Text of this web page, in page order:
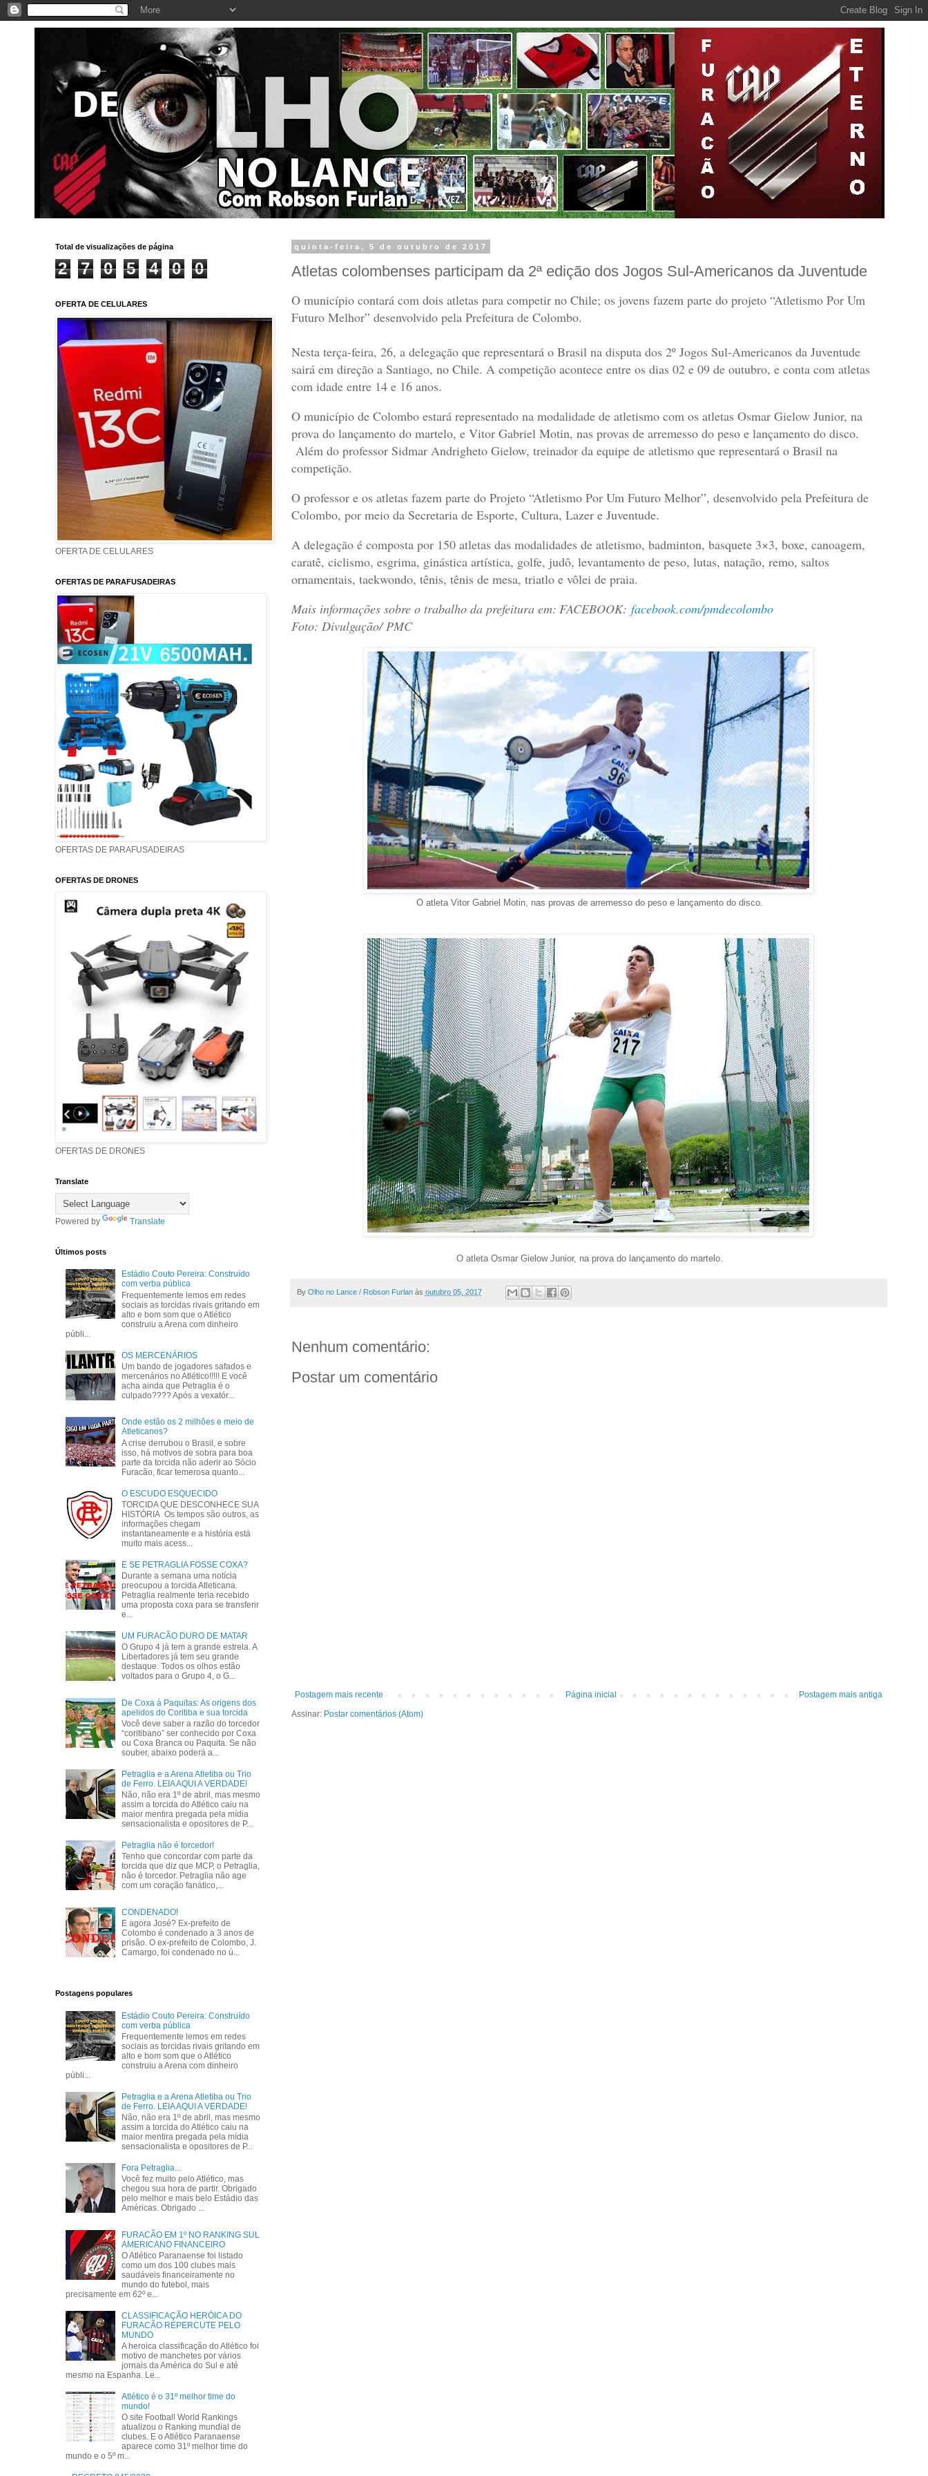
quinta-feira, 5 de outubro de 2017
Atletas colombenses participam da 2ª edição dos Jogos Sul-Americanos da Juventude
O município contará com dois atletas para competir no Chile; os jovens fazem parte do projeto “Atletismo Por Um
Futuro Melhor” desenvolvido pela Prefeitura de Colombo.
Nesta terça-feira, 26, a delegação que representará o Brasil na disputa dos 2º Jogos Sul-Americanos da Juventude
sairá em direção a Santiago, no Chile. A competição acontece entre os dias 02 e 09 de outubro, e conta com atletas
com idade entre 14 e 16 anos.
O município de Colombo estará representado na modalidade de atletismo com os atletas Osmar Gielow Junior, na
prova do lançamento do martelo, e Vitor Gabriel Motin, nas provas de arremesso do peso e lançamento do disco.
Além do professor Sidmar Andrigheto Gielow, treinador da equipe de atletismo que representará o Brasil na
competição.
O professor e os atletas fazem parte do Projeto “Atletismo Por Um Futuro Melhor”, desenvolvido pela Prefeitura de
Colombo, por meio da Secretaria de Esporte, Cultura, Lazer e Juventude.
A delegação é composta por 150 atletas das modalidades de atletismo, badminton, basquete 3×3, boxe, canoagem,
caratê, ciclismo, esgrima, ginástica artística, golfe, judô, levantamento de peso, lutas, natação, remo, saltos
ornamentais, taekwondo, tênis, tênis de mesa, triatlo e vôlei de praia.
Mais informações sobre o trabalho da prefeitura em: FACEBOOK: facebook.com/pmdecolombo
Foto: Divulgação/ PMC
O atleta Vitor Gabriel Motin, nas provas de arremesso do peso e lançamento do disco.
O atleta Osmar Gielow Junior, na prova do lançamento do martelo.
By Olho no Lance / Robson Furlan às outubro 05, 2017
Nenhum comentário:
Postar um comentário
Postagem mais recente Postagem mais antiga
Página inicial
Assinar: Postar comentários (Atom)
Total de visualizações de página
2 7 0 5 4 0 0
OFERTA DE CELULARES
OFERTA DE CELULARES
OFERTAS DE PARAFUSADEIRAS
OFERTAS DE PARAFUSADEIRAS
OFERTAS DE DRONES
OFERTAS DE DRONES
Translate
Powered by Translate
Últimos posts
Estádio Couto Pereira: Construído
com verba pública
Frequentemente lemos em redes
sociais as torcidas rivais gritando em
alto e bom som que o Atlético
construiu a Arena com dinheiro
públi...
OS MERCENÁRIOS
Um bando de jogadores safados e
mercenários no Atlético!!!!! E você
acha ainda que Petraglia é o
culpado???? Após a vexatór...
Onde estão os 2 milhões e meio de
Atleticanos?
A crise derrubou o Brasil, e sobre
isso, há motivos de sobra para boa
parte da torcida não aderir ao Sócio
Furacão, ficar temerosa quanto...
O ESCUDO ESQUECIDO
TORCIDA QUE DESCONHECE SUA
HISTÓRIA Os tempos são outros, as
informações chegam
instantaneamente e a história está
muito mais acess...
E SE PETRAGLIA FOSSE COXA?
Durante a semana uma notícia
preocupou a torcida Atleticana.
Petraglia realmente teria recebido
uma proposta coxa para se transferir
e...
UM FURACÃO DURO DE MATAR
O Grupo 4 já tem a grande estrela. A
Libertadores já tem seu grande
destaque. Todos os olhos estão
voltados para o Grupo 4, o G...
De Coxa à Paquitas: As origens dos
apelidos do Coritiba e sua torcida
Você deve saber a razão do torcedor
“coritibano” ser conhecido por Coxa
ou Coxa Branca ou Paquita. Se não
souber, abaixo poderá a...
Petraglia e a Arena Atletiba ou Trio
de Ferro. LEIA AQUI A VERDADE!
Não, não era 1º de abril, mas mesmo
assim a torcida do Atlético caiu na
maior mentira pregada pela mídia
sensacionalista e opositores de P...
Petraglia não é torcedor!
Tenho que concordar com parte da
torcida que diz que MCP, o Petraglia,
não é torcedor. Petraglia não age
com um coração fanático,...
CONDENADO!
E agora José? Ex-prefeito de
Colombo é condenado a 3 anos de
prisão. O ex-prefeito de Colombo, J.
Camargo, foi condenado no ú...
Postagens populares
Estádio Couto Pereira: Construído
com verba pública
Frequentemente lemos em redes
sociais as torcidas rivais gritando em
alto e bom som que o Atlético
construiu a Arena com dinheiro
públi...
Petraglia e a Arena Atletiba ou Trio
de Ferro. LEIA AQUI A VERDADE!
Não, não era 1º de abril, mas mesmo
assim a torcida do Atlético caiu na
maior mentira pregada pela mídia
sensacionalista e opositores de P...
Fora Petraglia...
Você fez muito pelo Atlético, mas
chegou sua hora de partir. Obrigado
pelo melhor e mais belo Estádio das
Américas. Obrigado ...
FURACÃO EM 1º NO RANKING SUL
AMERICANO FINANCEIRO
O Atlético Paranaense foi listado
como um dos 100 clubes mais
saudáveis financeiramente no
mundo do futebol, mais
precisamente em 62º e...
CLASSIFICAÇÃO HERÓICA DO
FURACÃO REPERCUTE PELO
MUNDO
A heroica classificação do Atlético foi
motivo de manchetes por vários
jornais da América do Sul e até
mesmo na Espanha. Le...
Atlético é o 31º melhor time do
mundo!
O site Football World Rankings
atualizou o Ranking mundial de
clubes. E o Atlético Paranaense
aparece como 31º melhor time do
mundo e o 5º m...